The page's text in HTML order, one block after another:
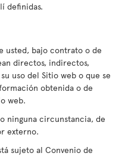
definidas.
usted, bajo contrato o de
directos, indirectos,
uso del Sitio web o que se
obtenida o de
web.
ninguna circunstancia, de
externo.
sujeto al Convenio de